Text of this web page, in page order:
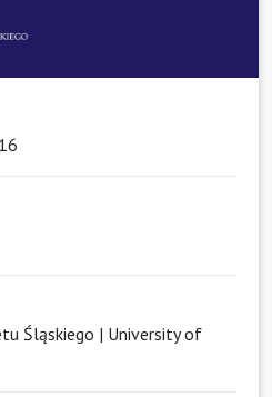
Śląskiego | University of